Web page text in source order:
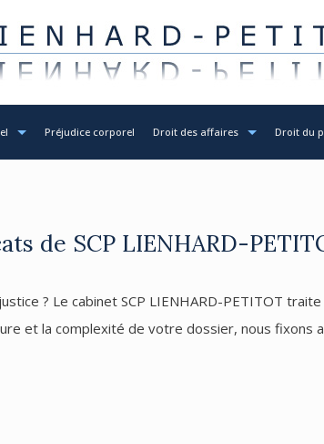
Préjudice corporel Droit des affaires Droit du
de SCP LIENHARD-
? Le cabinet SCP LIENHARD-PETITOT
et la complexité de votre dossier, nous fixons